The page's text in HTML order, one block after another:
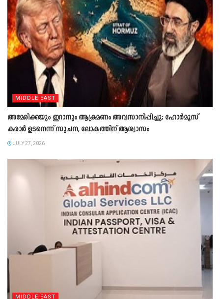
MIDDLE EAST
അമേരിക്കയും ഇറാനും ആക്രമണം അവസാനിപ്പിച്ചു; ഹോർമൂസ്
കരാർ ഉടനെന്ന് സൂചന, ലോകത്തിന് ആശ്വാസം
JULY 27, 2026
MIDDLE EAST